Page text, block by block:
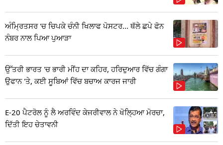
ਅੰਮ੍ਰਿਤਸਰ 'ਚ ਚਿਪਕੇ ਚੰਨੀ ਖਿਲਾਫ ਪੋਸਟਰ... ਥੱਲੇ ਛਪੇ ਫੋਨ
ਨੰਬਰ ਨਾਲ ਪਿਆ ਪੁਆੜਾ
ਉੱਤਰੀ ਭਾਰਤ 'ਚ ਭਾਰੀ ਮੀਂਹ ਦਾ ਕਹਿਰ, ਹਰਿਦੁਆਰ ਵਿੱਚ ਗੰਗਾ
ਉਫਾਨ 'ਤੇ, ਕਈ ਸੂਬਿਆਂ ਵਿੱਚ ਬਚਾਅ ਕਾਰਜ ਜਾਰੀ
E-20 ਪੈਟਰੋਲ ਨੂੰ ਲੈ ਅਰਵਿੰਦ ਕੇਜਰੀਵਾਲ ਨੇ ਖੋਲ੍ਹਿਆ ਮੋਰਚਾ,
ਦਿੱਤੀ ਇਹ ਚੇਤਾਵਨੀ